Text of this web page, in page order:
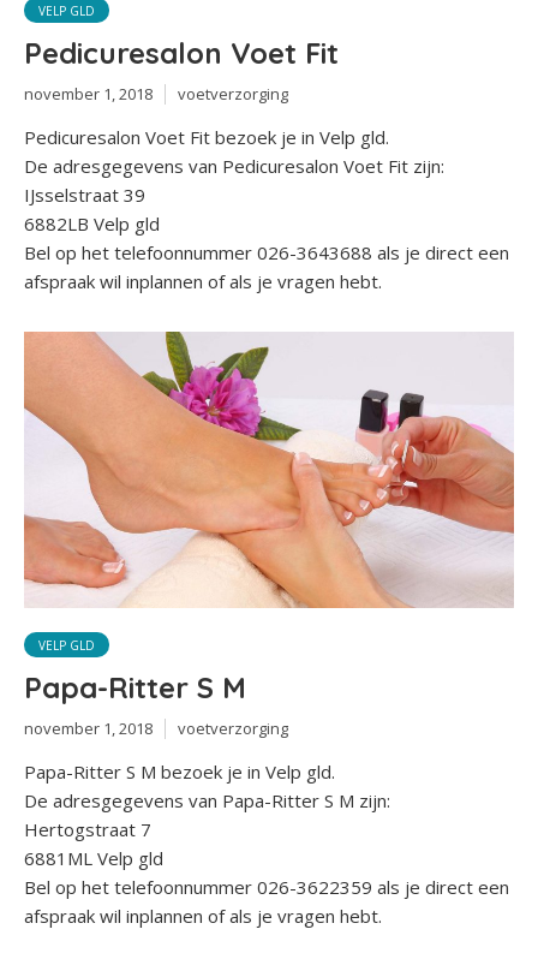
VELP GLD
Pedicuresalon Voet Fit
november 1, 2018 voetverzorging
Pedicuresalon Voet Fit bezoek je in Velp gld.
De adresgegevens van Pedicuresalon Voet Fit zijn:
IJsselstraat 39
6882LB Velp gld
Bel op het telefoonnummer 026-3643688 als je direct een
afspraak wil inplannen of als je vragen hebt.
VELP GLD
Papa-Ritter S M
november 1, 2018 voetverzorging
Papa-Ritter S M bezoek je in Velp gld.
De adresgegevens van Papa-Ritter S M zijn:
Hertogstraat 7
6881ML Velp gld
Bel op het telefoonnummer 026-3622359 als je direct een
afspraak wil inplannen of als je vragen hebt.